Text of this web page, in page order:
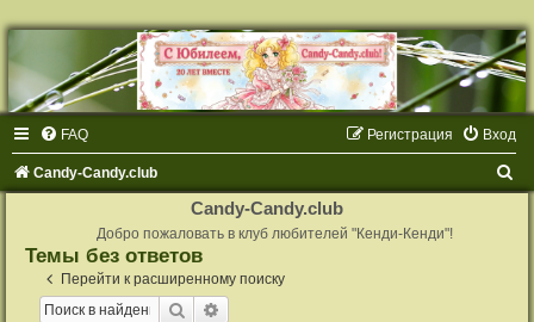
FAQ Вход
Регистрация
Candy-Candy.club
Candy-Candy.club
Добро пожаловать в клуб любителей "Кенди-Кенди"!
Темы без ответов
Перейти к расширенному поиску
Поиск